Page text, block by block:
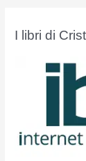
I libri di